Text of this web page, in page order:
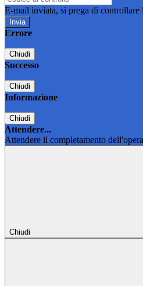
E-mail inviata, si prega di controllare
Errore
Chiudi
Successo
Chiudi
Informazione
Chiudi
Attendere...
Attendere il completamento
Chiudi